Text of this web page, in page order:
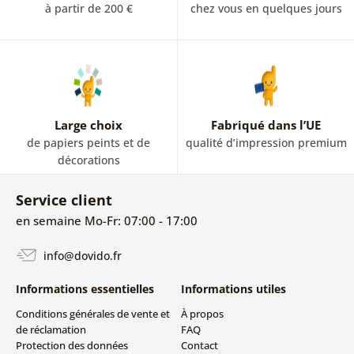
à partir de 200 € chez vous en quelques jours
Large choix
de papiers peints et de
décorations
Fabriqué dans l’UE
qualité d’impression premium
Service client
en semaine Mo-Fr: 07:00 - 17:00
info@dovido.fr
Informations essentielles
Conditions générales de vente et
de réclamation
Protection des données
Informations utiles
À propos
FAQ
Contact